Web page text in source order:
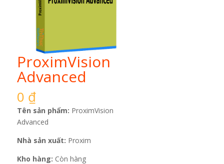
ProximVision
Advanced
0 ₫
Tên sản phẩm: ProximVision
Advanced
Nhà sản xuất: Proxim
Kho hàng: Còn hàng